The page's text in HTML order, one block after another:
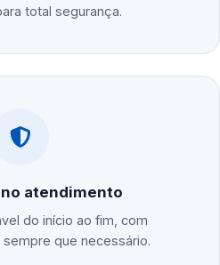
total segurança.
atendimento
do início ao fim, com
que necessário.